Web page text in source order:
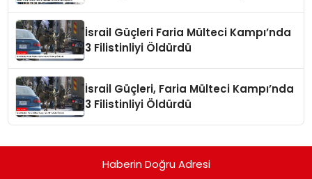
İsrail Güçleri Faria Mülteci Kampı’nda
3 Filistinliyi Öldürdü
İsrail Güçleri, Faria Mülteci Kampı’nda
3 Filistinliyi Öldürdü
Haberin Doğru Adresi